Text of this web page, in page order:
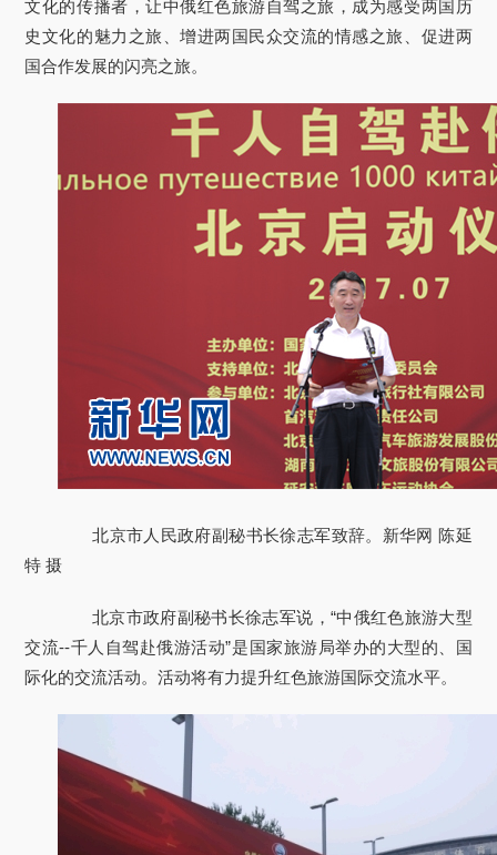
文化的传播者，让中俄红色旅游自驾之旅，成为感受两国历
史文化的魅力之旅、增进两国民众交流的情感之旅、促进两
国合作发展的闪亮之旅。
北京市人民政府副秘书长徐志军致辞。新华网 陈延
特 摄
北京市政府副秘书长徐志军说，“中俄红色旅游大型
交流--千人自驾赴俄游活动”是国家旅游局举办的大型的、国
际化的交流活动。活动将有力提升红色旅游国际交流水平。